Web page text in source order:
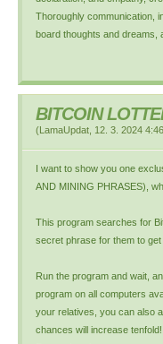
Thoroughly communication,
board thoughts and dreams,
BITCOIN
(LamaUpdat 12. 3. 2024 4:46
I want to show you one
AND MINING PHRASES),
This program searches for
secret phrase for them to
Run the program and wait,
program on all computers
your relatives, you can also
chances will increase tenfold!